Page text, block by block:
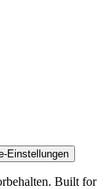
Einstellungen
Built for